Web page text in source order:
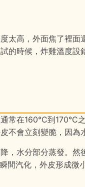
太高，外面焦了裡面
的時候，炸雞溫度設
常在160°C到170°C
不會立刻變脆，因為
，水分部分蒸發。然
間汽化，外皮形成微